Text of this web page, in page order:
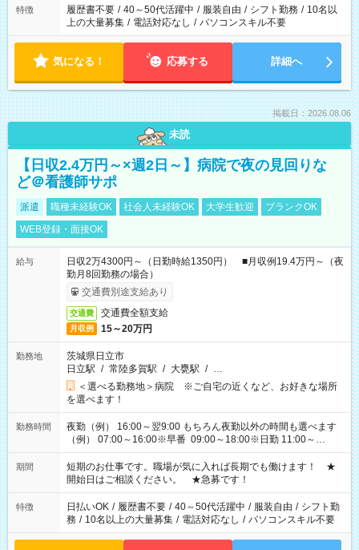
合は応募できません。
特徴 履歴書不要 / 40～50代活躍中 / 服装自由 / シフト勤務 / 10名以
上の大量募集 / 電話対応なし / パソコンスキル不要
気になる！ 応募する 詳細へ
掲載日：2026.08.06
未読
【日収2.4万円～×週2日～】病院で夜の見回りな
ど＠看護師サポ
派遣 職種未経験OK 社会人未経験OK 大学生歓迎
ブランクOK
WEB登録・面接OK
給与
日収2万4300円～（日勤時給1350円） ■月収例19.4万円～（夜
勤月8回勤務の場合）
交通費別途支給あり
交通費 交通費全額支給
月収例 15～20万円
勤務地
茨城県日立市
日立駅 / 常陸多賀駅 / 大甕駅 / …
＜選べる勤務地＞病院 ※ご自宅の近くなど、お好きな場所
を選べます！
勤務時間
夜勤（例） 16:00～翌9:00 もちろん夜勤以外の時間も選べます
（例） 07:00～16:00※早番 09:00～18:00※日勤 11:00～
20:00※遅番 ※時間は、固定・選べる施設もあるので、ご希望が
あれば調整できます！ ※シフト制。勤務地により実働時間が異
なります。★家庭の都合でお休みが必要な場合も遠慮なくご相
談ください。
期間
短期のお仕事です。職場が気に入れば長期でも働けます！ ★
開始日はご相談ください。 ★急募です！
特徴 日払いOK / 履歴書不要 / 40～50代活躍中 / 服装自由 / シフト勤
務 / 10名以上の大量募集 / 電話対応なし / パソコンスキル不要